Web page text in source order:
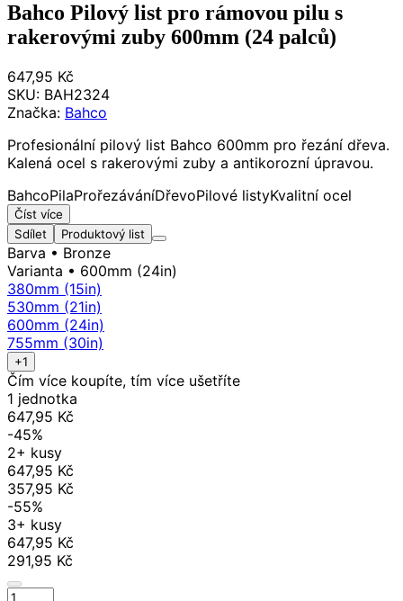
Bahco Pilový list pro rámovou pilu s
rakerovými zuby 600mm (24 palců)
647,95 Kč
SKU: BAH2324
Značka: Bahco
Profesionální pilový list Bahco 600mm pro řezání dřeva.
Kalená ocel s rakerovými zuby a antikorozní úpravou.
BahcoPilaProřezáváníDřevoPilové listyKvalitní ocel
Číst více
Sdílet
Produktový list
Barva • Bronze
Varianta • 600mm (24in)
380mm (15in)
530mm (21in)
600mm (24in)
755mm (30in)
+1
Čím více koupíte, tím více ušetříte
1 jednotka
647,95 Kč
-45%
2+ kusy
647,95 Kč
357,95 Kč
-55%
3+ kusy
647,95 Kč
291,95 Kč